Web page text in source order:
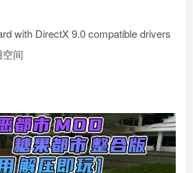
with DirectX 9.0 compatible drivers
间